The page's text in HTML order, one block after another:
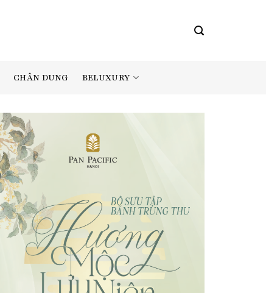
CHÂN DUNG BELUXURY